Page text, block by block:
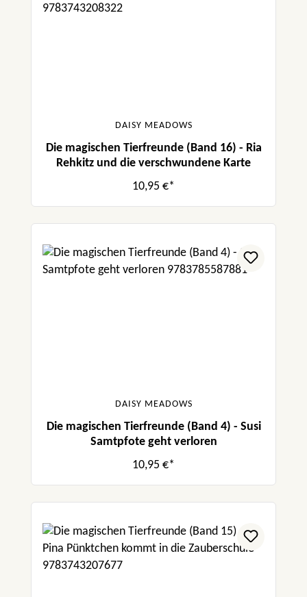
DAISY MEADOWS
Die magischen Tierfreunde (Band 16) - Ria
Rehkitz und die verschwundene Karte
10,95 €*
DAISY MEADOWS
Die magischen Tierfreunde (Band 4) - Susi
Samtpfote geht verloren
10,95 €*